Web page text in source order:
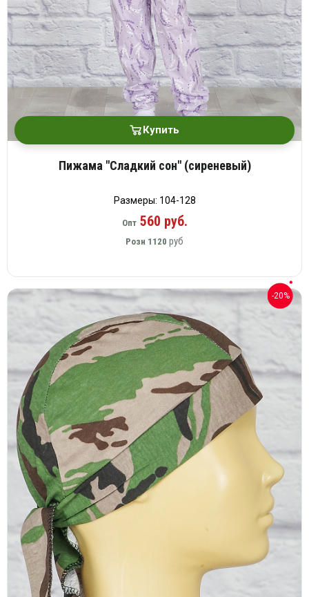
Купить
Пижама "Сладкий сон" (сиреневый)
Размеры: 104-128
Опт560 руб.
Розн 1120 руб
-20%